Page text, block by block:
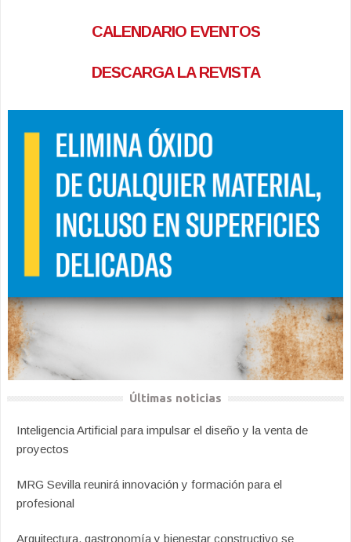
CALENDARIO EVENTOS
DESCARGA LA REVISTA
Últimas noticias
Inteligencia Artificial para impulsar el diseño y la venta de
proyectos
MRG Sevilla reunirá innovación y formación para el
profesional
Arquitectura, gastronomía y bienestar constructivo se